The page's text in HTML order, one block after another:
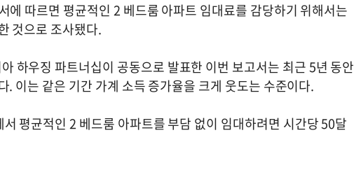
에 따르면 평균적인 2 베드룸 아파트 임대료를 감당하기 위해서는
것으로 조사됐다.
하우징 파트너십이 공동으로 발표한 이번 보고서는 최근 5년 동안
이는 같은 기간 가계 소득 증가율을 크게 웃도는 수준이다.
평균적인 2 베드룸 아파트를 부담 없이 임대하려면 시간당 50달